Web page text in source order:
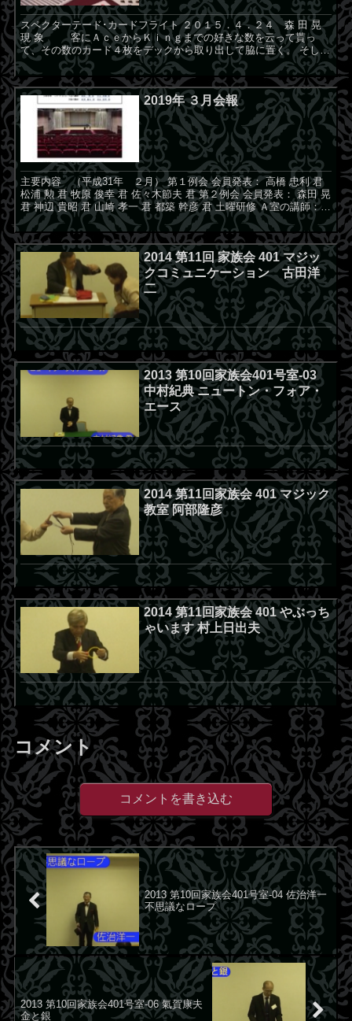
スペクターテード･カードフライト ２０１５．４．２４ 森 田 晃
現 象 客にＡｃｅからＫｉｎｇまでの好きな数を云って貰っ
て、その数のカード４枚をデックから取り出して脇に置く。 そして
客にデックの残りからもう１枚好きなカードを選んで貰...
2019年 ３月会報
主要内容 （平成31年 ２月） 第１例会 会員発表： 高橋 忠利 君
松浦 勲 君 牧原 俊幸 君 佐々木節夫 君 第２例会 会員発表： 森田 晃
君 神辺 貴昭 君 山崎 孝一 君 都築 幹彦 君 土曜研修 Ａ室の講師：
森田 晃 君 児...
2014 第11回 家族会 401 マジッ
クコミュニケーション 古田洋
二
2013 第10回家族会401号室-03
中村紀典 ニュートン・フォア・
エース
2014 第11回家族会 401 マジック
教室 阿部隆彦
2014 第11回家族会 401 やぶっち
ゃいます 村上日出夫
コメント
コメントを書き込む
2013 第10回家族会401号室-04 佐治洋一
不思議なロープ
2013 第10回家族会401号室-06 氣賀康夫
金と銀